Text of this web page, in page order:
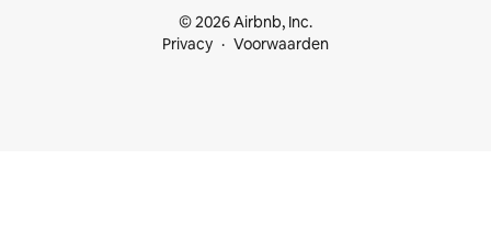
© 2026 Airbnb, Inc.
Privacy
Voorwaarden